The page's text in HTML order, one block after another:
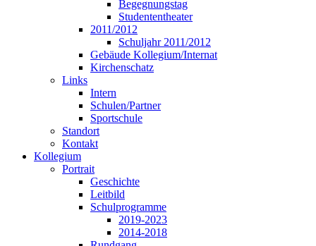
Begegnungstag
Studententheater
2011/2012
Schuljahr 2011/2012
Gebäude Kollegium/Internat
Kirchenschatz
Links
Intern
Schulen/Partner
Sportschule
Standort
Kontakt
Kollegium
Portrait
Geschichte
Leitbild
Schulprogramme
2019-2023
2014-2018